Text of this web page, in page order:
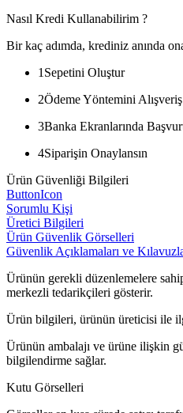
Nasıl Kredi Kullanabilirim ?
Bir kaç adımda, krediniz anında
1 Sepetini Oluştur
2Ödeme Yöntemini
3Banka Ekranlarında
4Siparişin Onaylansın
Ürün Güvenliği Bilgileri
ButtonIcon
Sorumlu Kişi
Üretici Bilgileri
Ürün Güvenlik Görselleri
Güvenlik Açıklamaları ve
Ürünün gerekli düzenlemelere
merkezli tedarikçileri gösterir.
Ürün bilgileri, ürünün üreticisi ile
Ürünün ambalajı ve ürüne ilişkin
bilgilendirme sağlar.
Kutu Görselleri